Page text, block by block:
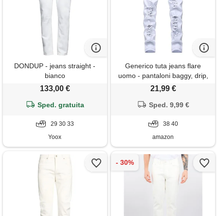
DONDUP - jeans straight -
bianco
133,00 €
Sped. gratuita
29 30 33
Yoox
Generico tuta jeans flare
uomo - pantaloni baggy, drip,
cargo, flared, strappati, slim fit
21,99 €
Sped. 9,99 €
38 40
amazon